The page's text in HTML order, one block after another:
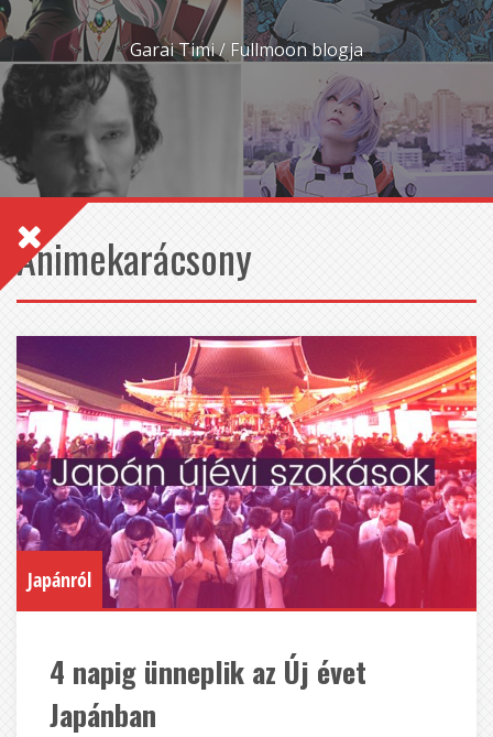
Garai Timi / Fullmoon blogja
Animekarácsony
Japánról
4 napig ünneplik az Új évet
Japánban